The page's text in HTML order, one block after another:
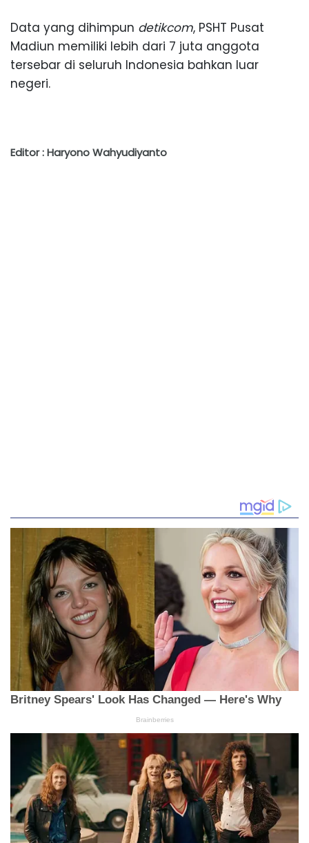
Data yang dihimpun detikcom, PSHT Pusat
Madiun memiliki lebih dari 7 juta anggota
tersebar di seluruh Indonesia bahkan luar
negeri.
Editor : Haryono Wahyudiyanto